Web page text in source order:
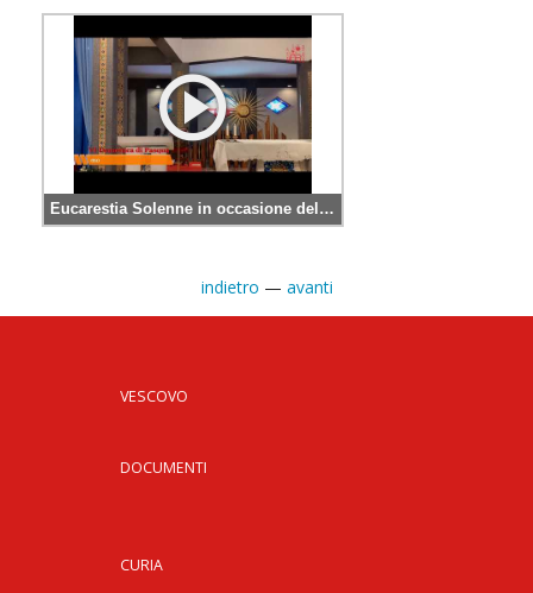
Eucarestia Solenne in occasione del Centenario della Nascita di Giovanni Paolo II
indietro — avanti
VESCOVO
DOCUMENTI
CURIA